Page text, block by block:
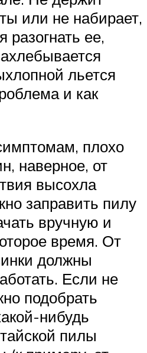
или не набирает,
разогнать ее,
льется
и как
плохо
наверное, от
высохла
заправить пилу
вручную и
время. От
должны
Если не
подобрать
нибудь
пилы